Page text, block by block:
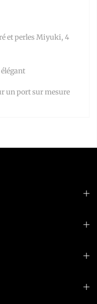
et perles Miyuki, 4
un port sur mesure